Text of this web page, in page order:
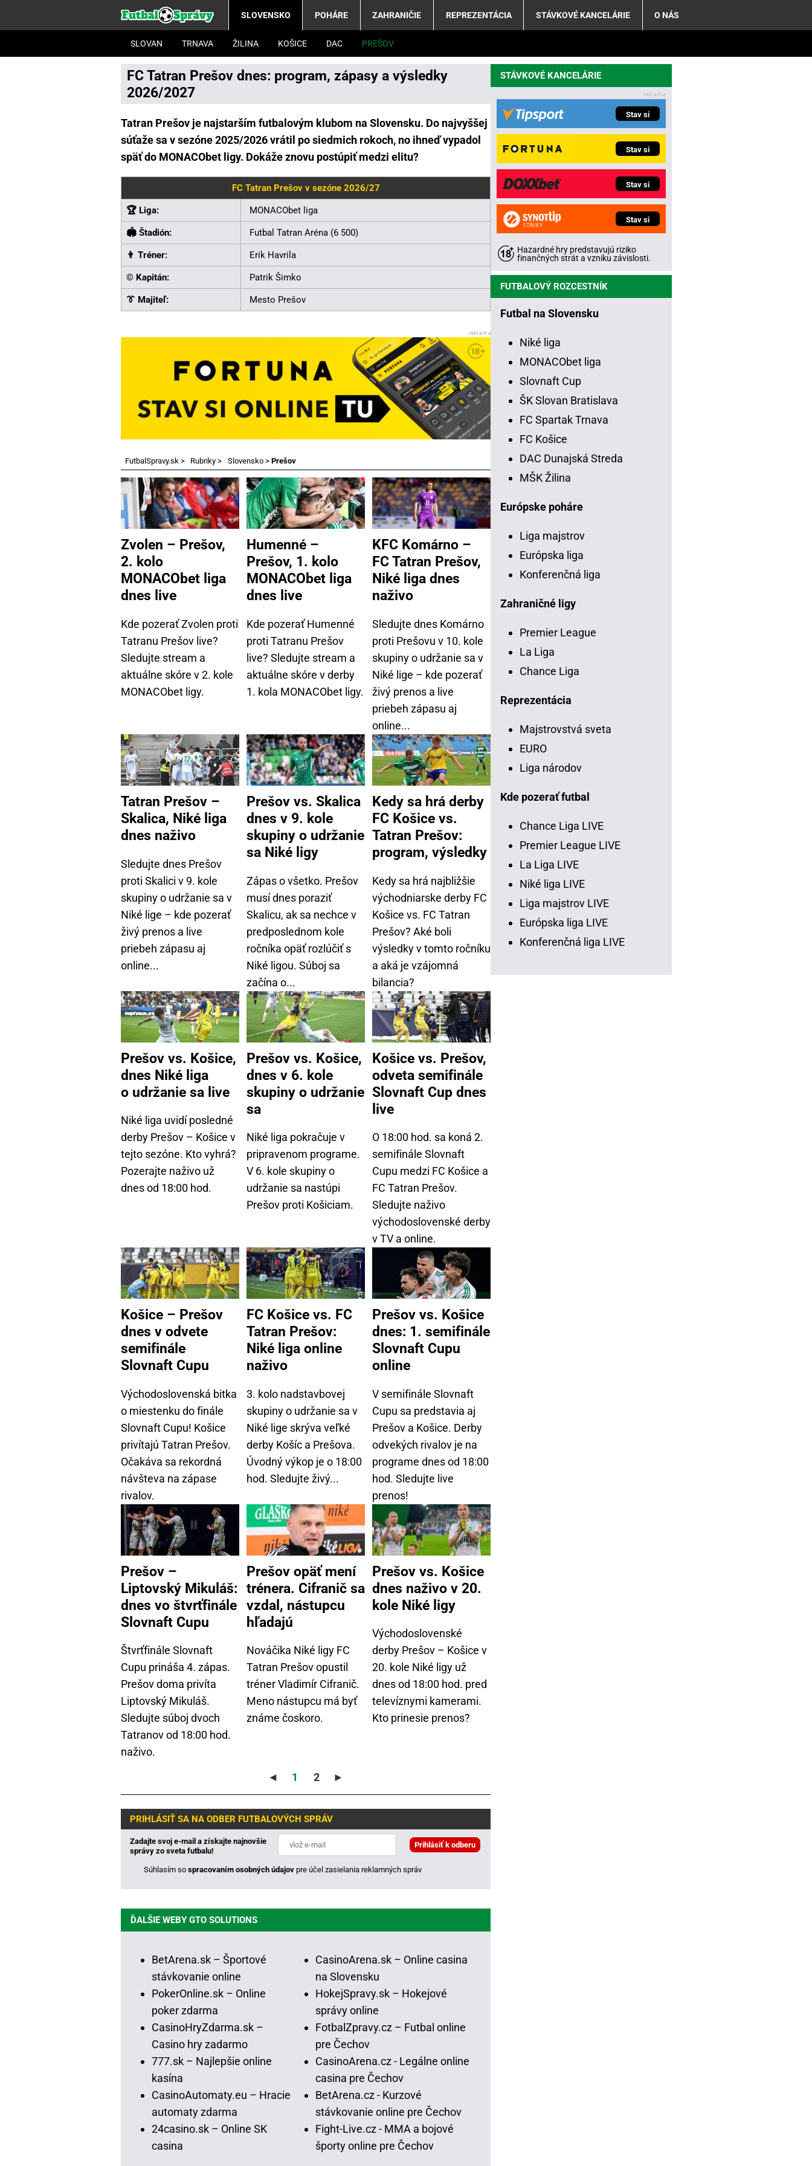
SLOVENSKO
SLOVAN TRNAVA ŽILINA KOŠICE DAC PREŠOV
POHÁRE ZAHRANIČIE REPREZENTÁCIA STÁVKOVÉ KANCELÁRIE O NÁS
FC Tatran Prešov dnes: program, zápasy a výsledky
2026/2027
Tatran Prešov je najstarším futbalovým klubom na Slovensku. Do najvyššej
súťaže sa v sezóne 2025/2026 vrátil po siedmich rokoch, no ihneď vypadol
späť do MONACObet ligy. Dokáže znovu postúpiť medzi elitu?
FC Tatran Prešov v sezóne 2026/27
🏆 Liga: MONACObet liga
🏟 Štadión: Futbal Tatran Aréna (6 500)
👨 Tréner: Erik Havrila
©️ Kapitán: Patrik Šimko
👔 Majiteľ: Mesto Prešov
FutbalSpravy.sk > Rubriky > Slovensko > Prešov
Zvolen – Prešov,
2. kolo
MONACObet liga
dnes live
Kde pozerať Zvolen proti
Tatranu Prešov live?
Sledujte stream a
aktuálne skóre v 2. kole
MONACObet ligy.
Humenné –
Prešov, 1. kolo
MONACObet liga
dnes live
Kde pozerať Humenné
proti Tatranu Prešov
live? Sledujte stream a
aktuálne skóre v derby
1. kola MONACObet ligy.
KFC Komárno –
FC Tatran Prešov,
Niké liga dnes
naživo
Sledujte dnes Komárno
proti Prešovu v 10. kole
skupiny o udržanie sa v
Niké lige – kde pozerať
živý prenos a live
priebeh zápasu aj
online...
Tatran Prešov –
Skalica, Niké liga
dnes naživo
Sledujte dnes Prešov
proti Skalici v 9. kole
skupiny o udržanie sa v
Niké lige – kde pozerať
živý prenos a live
priebeh zápasu aj
online...
Prešov vs. Skalica
dnes v 9. kole
skupiny o udržanie
sa Niké ligy
Zápas o všetko. Prešov
musí dnes poraziť
Skalicu, ak sa nechce v
predposlednom kole
ročníka opäť rozlúčiť s
Niké ligou. Súboj sa
začína o...
Kedy sa hrá derby
FC Košice vs.
Tatran Prešov:
program, výsledky
Kedy sa hrá najbližšie
východniarske derby FC
Košice vs. FC Tatran
Prešov? Aké boli
výsledky v tomto ročníku
a aká je vzájomná
bilancia?
Prešov vs. Košice,
dnes Niké liga
o udržanie sa live
Niké liga uvidí posledné
derby Prešov – Košice v
tejto sezóne. Kto vyhrá?
Pozerajte naživo už
dnes od 18:00 hod.
Prešov vs. Košice,
dnes v 6. kole
skupiny o udržanie
sa
Niké liga pokračuje v
pripravenom programe.
V 6. kole skupiny o
udržanie sa nastúpi
Prešov proti Košiciam.
Košice vs. Prešov,
odveta semifinále
Slovnaft Cup dnes
live
O 18:00 hod. sa koná 2.
semifinále Slovnaft
Cupu medzi FC Košice a
FC Tatran Prešov.
Sledujte naživo
východoslovenské derby
v TV a online.
Košice – Prešov
dnes v odvete
semifinále
Slovnaft Cupu
Východoslovenská bitka
o miestenku do finále
Slovnaft Cupu! Košice
privítajú Tatran Prešov.
Očakáva sa rekordná
návšteva na zápase
rivalov.
FC Košice vs. FC
Tatran Prešov:
Niké liga online
naživo
3. kolo nadstavbovej
skupiny o udržanie sa v
Niké lige skrýva veľké
derby Košíc a Prešova.
Úvodný výkop je o 18:00
hod. Sledujte živý...
Prešov vs. Košice
dnes: 1. semifinále
Slovnaft Cupu
online
V semifinále Slovnaft
Cupu sa predstavia aj
Prešov a Košice. Derby
odvekých rivalov je na
programe dnes od 18:00
hod. Sledujte live
prenos!
Prešov –
Liptovský Mikuláš:
dnes vo štvrťfinále
Slovnaft Cupu
Štvrťfinále Slovnaft
Cupu prináša 4. zápas.
Prešov doma privíta
Liptovský Mikuláš.
Sledujte súboj dvoch
Tatranov od 18:00 hod.
naživo.
Prešov opäť mení
trénera. Cifranič sa
vzdal, nástupcu
hľadajú
Nováčika Niké ligy FC
Tatran Prešov opustil
tréner Vladimír Cifranič.
Meno nástupcu má byť
známe čoskoro.
Prešov vs. Košice
dnes naživo v 20.
kole Niké ligy
Východoslovenské
derby Prešov – Košice v
20. kole Niké ligy už
dnes od 18:00 hod. pred
televíznymi kamerami.
Kto prinesie prenos?
◄ 1 2 ►
PRIHLÁSIŤ SA NA ODBER FUTBALOVÝCH SPRÁV
Zadajte svoj e-mail a získajte najnovšie
správy zo sveta futbalu!
Súhlasím so spracovaním osobných údajov pre účel zasielania reklamných správ
ĎALŠIE WEBY GTO SOLUTIONS
BetArena.sk – Športové
stávkovanie online
PokerOnline.sk – Online
poker zdarma
CasinoHryZdarma.sk –
Casino hry zadarmo
777.sk – Najlepšie online
kasína
CasinoAutomaty.eu – Hracie
automaty zdarma
24casino.sk – Online SK
casina
CasinoArena.sk – Online casina
na Slovensku
HokejSpravy.sk – Hokejové
správy online
FotbalZpravy.cz – Futbal online
pre Čechov
CasinoArena.cz - Legálne online
casina pre Čechov
BetArena.cz - Kurzové
stávkovanie online pre Čechov
Fight-Live.cz - MMA a bojové
športy online pre Čechov
STÁVKOVÉ KANCELÁRIE
Stav si
Stav si
Stav si
Stav si
Hazardné hry predstavujú riziko
finančných strát a vzniku závislosti.
FUTBALOVÝ ROZCESTNÍK
Futbal na Slovensku
Niké liga
MONACObet liga
Slovnaft Cup
ŠK Slovan Bratislava
FC Spartak Trnava
FC Košice
DAC Dunajská Streda
MŠK Žilina
Európske poháre
Liga majstrov
Európska liga
Konferenčná liga
Zahraničné ligy
Premier League
La Liga
Chance Liga
Reprezentácia
Majstrovstvá sveta
EURO
Liga národov
Kde pozerať futbal
Chance Liga LIVE
Premier League LIVE
La Liga LIVE
Niké liga LIVE
Liga majstrov LIVE
Európska liga LIVE
Konferenčná liga LIVE